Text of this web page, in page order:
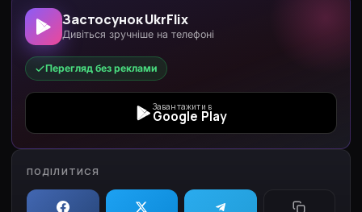
Застосунок UkrFlix
Дивіться зручніше на телефоні
Перегляд без реклами
Завантажити в
Google Play
ПОДІЛИТИСЯ